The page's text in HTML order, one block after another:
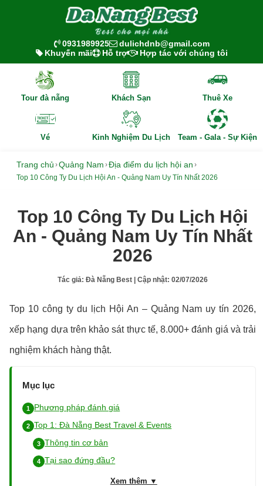
0931989925
dulichdnb@gmail.com
Khuyến mãi
Hỗ trợ Hợp tác với chúng tôi
Tour đà nẵng Khách Sạn Thuê Xe
Vé Kinh Nghiệm Du Lịch Team - Gala - Sự Kiện
Trang chủ ›Quảng Nam ›Địa điểm du lịch hội an ›
Top 10 Công Ty Du Lịch Hội An - Quảng Nam Uy Tín Nhất 2026
Top 10 Công Ty Du Lịch Hội
An - Quảng Nam Uy Tín Nhất
2026
Tác giả:Đà Nẵng Best | Cập nhật:02/07/2026
Top 10 công ty du lịch Hội An – Quảng Nam uy tín 2026,
xếp hạng dựa trên khảo sát thực tế, 8.000+ đánh giá và trải
nghiệm khách hàng thật.
Mục lục
Phương pháp đánh giá
Top 1: Đà Nẵng Best Travel & Events
Thông tin cơ bản
Tại sao đứng đầu?
Xem thêm ▼